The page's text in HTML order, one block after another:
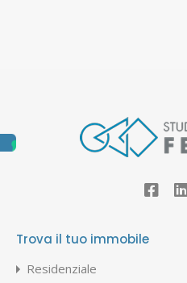
Trova il tuo immobile
Residenziale